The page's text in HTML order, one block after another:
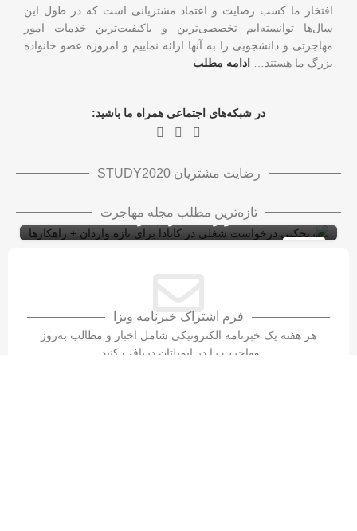
افتخار ما کسب رضایت و اعتماد مشتریانی است که در طول این
سال‌ها توانسته‌ایم تخصصی‌ترین و باکیفیت‌ترین خدمات امور
مهاجرتی و دانشجویی را به آنها ارائه نماییم و امروزه عضو خانواده
بزرگ ما هستند… ادامه مطلب
در شبکه‌های اجتماعی همراه ما باشید:
رضایت مشتریان STUDY2020
ویزای کار
ویزای کاری کانادا با LMIA
تازه‌ترین مطلب مجله مهاجرت
واردان + راهکارها
فرم اشتراک خبرنامه ویزا
هر هفته یک خبرنامه الکترونیکی شامل اخبار و مطالب به‌روز
مهاجرت را در ایمیلتان دریافت کنید.